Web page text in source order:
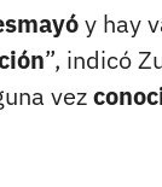
y hay
”, indicó
vez